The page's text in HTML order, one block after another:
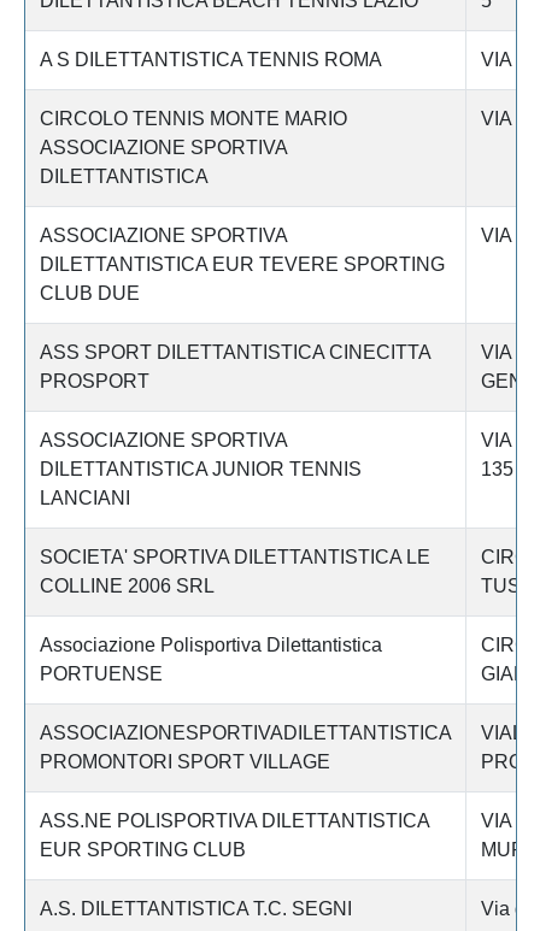
A S DILETTANTISTICA TENNIS ROMA VIA
CIRCOLO TENNIS MONTE MARIO
ASSOCIAZIONE SPORTIVA
DILETTANTISTICA
VIA
ASSOCIAZIONE SPORTIVA
DILETTANTISTICA EUR TEVERE SPORTING
CLUB DUE
VIA
ASS SPORT DILETTANTISTICA CINECITTA
PROSPORT
VIA
ASSOCIAZIONE SPORTIVA
DILETTANTISTICA JUNIOR TENNIS
LANCIANI
VIA
135
SOCIETA' SPORTIVA DILETTANTISTICA LE
COLLINE 2006 SRL
Associazione Polisportiva Dilettantistica
PORTUENSE
ASSOCIAZIONESPORTIVADILETTANTISTICA
PROMONTORI SPORT VILLAGE
VIALE
ASS.NE POLISPORTIVA DILETTANTISTICA
EUR SPORTING CLUB
VIA DI
A.S. DILETTANTISTICA T.C. SEGNI Via